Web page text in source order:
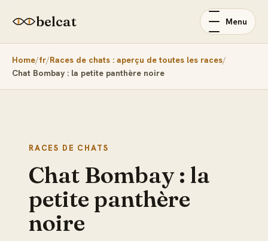
belcat Menu
Home fr Races de chats : aperçu de toutes les races
Chat Bombay : la petite panthère noire
RACES DE CHATS
Chat Bombay : la
petite panthère
noire